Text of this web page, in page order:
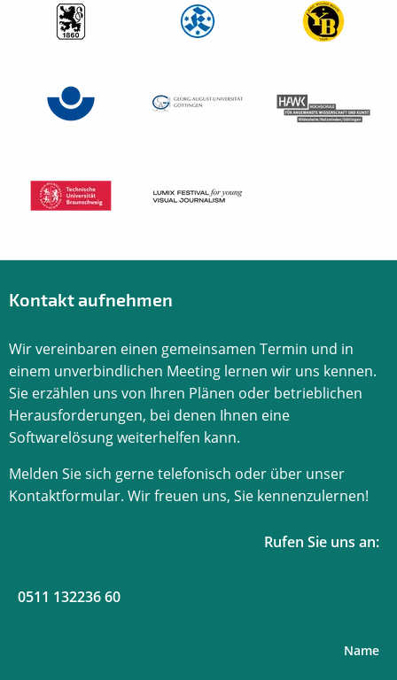
Kontakt aufnehmen
Wir vereinbaren einen gemeinsamen Termin und in
einem unverbindlichen Meeting lernen wir uns kennen.
Sie erzählen uns von Ihren Plänen oder betrieblichen
Herausforderungen, bei denen Ihnen eine
Softwarelösung weiterhelfen kann.
Melden Sie sich gerne telefonisch oder über unser
Kontaktformular. Wir freuen uns, Sie kennenzulernen!
Rufen Sie uns an:
0511 132236 60
Name